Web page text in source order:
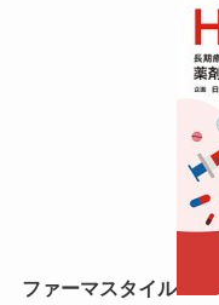
ファーマスタイル